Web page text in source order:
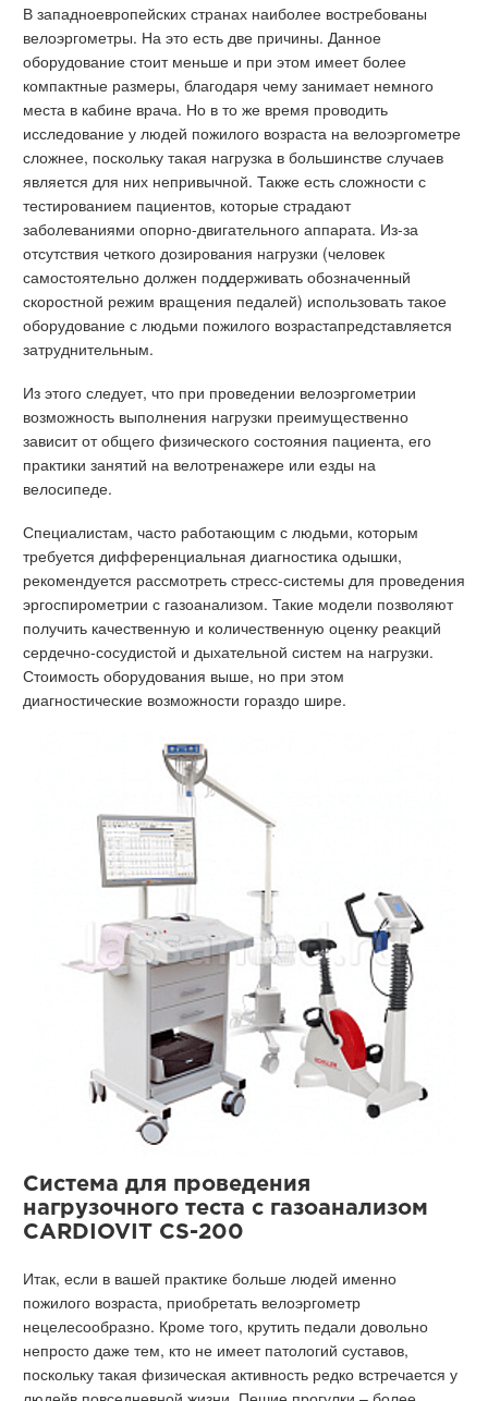
В западноевропейских странах наиболее востребованы
велоэргометры. На это есть две причины. Данное
оборудование стоит меньше и при этом имеет более
компактные размеры, благодаря чему занимает немного
места в кабине врача. Но в то же время проводить
исследование у людей пожилого возраста на велоэргометре
сложнее, поскольку такая нагрузка в большинстве случаев
является для них непривычной. Также есть сложности с
тестированием пациентов, которые страдают
заболеваниями опорно-двигательного аппарата. Из-за
отсутствия четкого дозирования нагрузки (человек
самостоятельно должен поддерживать обозначенный
скоростной режим вращения педалей) использовать такое
оборудование с людьми пожилого возрастапредставляется
затруднительным.
Из этого следует, что при проведении велоэргометрии
возможность выполнения нагрузки преимущественно
зависит от общего физического состояния пациента, его
практики занятий на велотренажере или езды на
велосипеде.
Специалистам, часто работающим с людьми, которым
требуется дифференциальная диагностика одышки,
рекомендуется рассмотреть стресс-системы для проведения
эргоспирометрии с газоанализом. Такие модели позволяют
получить качественную и количественную оценку реакций
сердечно-сосудистой и дыхательной систем на нагрузки.
Стоимость оборудования выше, но при этом
диагностические возможности гораздо шире.
Система для проведения
нагрузочного теста с газоанализом
CARDIOVIT CS-200
Итак, если в вашей практике больше людей именно
пожилого возраста, приобретать велоэргометр
нецелесообразно. Кроме того, крутить педали довольно
непросто даже тем, кто не имеет патологий суставов,
поскольку такая физическая активность редко встречается у